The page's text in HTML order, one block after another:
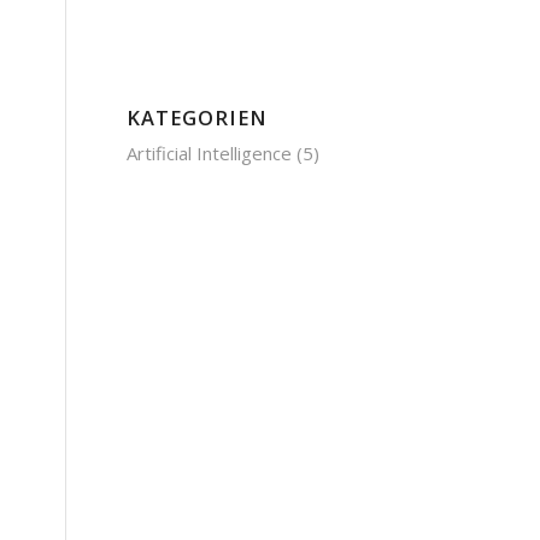
KATEGORIEN
Artificial Intelligence (5)